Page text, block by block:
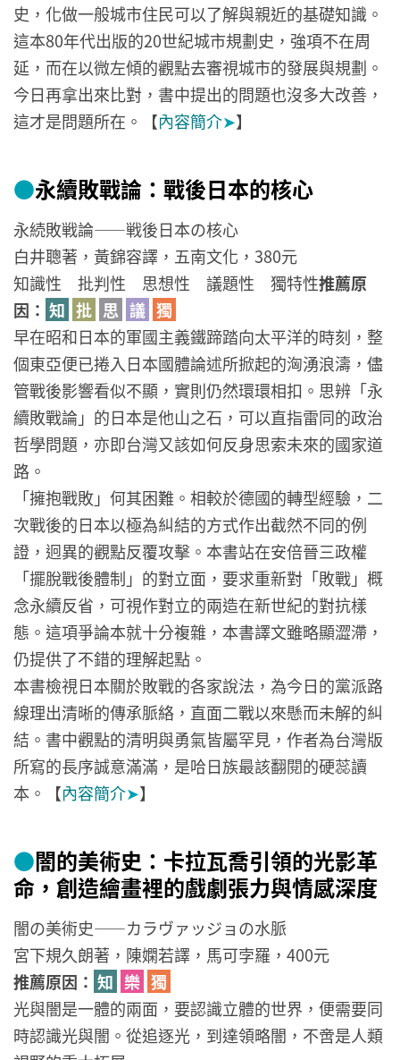
史，化做一般城市住民可以了解與親近的基礎知識。
這本80年代出版的20世紀城市規劃史，強項不在周
延，而在以微左傾的觀點去審視城市的發展與規劃。
今日再拿出來比對，書中提出的問題也沒多大改善，
這才是問題所在。【內容簡介➤】
●永續敗戰論：戰後日本的核心
永続敗戦論――戦後日本の核心
白井聰著，黃錦容譯，五南文化，380元
知識性 批判性 思想性 議題性 獨特性推薦原
因： 知 批 思 議 獨
早在昭和日本的軍國主義鐵蹄踏向太平洋的時刻，整
個東亞便已捲入日本國體論述所掀起的洶湧浪濤，儘
管戰後影響看似不顯，實則仍然環環相扣。思辨「永
續敗戰論」的日本是他山之石，可以直指雷同的政治
哲學問題，亦即台灣又該如何反身思索未來的國家道
路。
「擁抱戰敗」何其困難。相較於德國的轉型經驗，二
次戰後的日本以極為糾結的方式作出截然不同的例
證，迥異的觀點反覆攻擊。本書站在安倍晉三政權
「擺脫戰後體制」的對立面，要求重新對「敗戰」概
念永續反省，可視作對立的兩造在新世紀的對抗樣
態。這項爭論本就十分複雜，本書譯文雖略顯澀滯，
仍提供了不錯的理解起點。
本書檢視日本關於敗戰的各家說法，為今日的黨派路
線理出清晰的傳承脈絡，直面二戰以來懸而未解的糾
結。書中觀點的清明與勇氣皆屬罕見，作者為台灣版
所寫的長序誠意滿滿，是哈日族最該翻閱的硬蕊讀
本。【內容簡介➤】
●闇的美術史：卡拉瓦喬引領的光影革
命，創造繪畫裡的戲劇張力與情感深度
闇の美術史――カラヴァッジョの水脈
宮下規久朗著，陳嫻若譯，馬可孛羅，400元
推薦原因： 知 樂 獨
光與闇是一體的兩面，要認識立體的世界，便需要同
時認識光與闇。從追逐光，到達領略闇，不啻是人類